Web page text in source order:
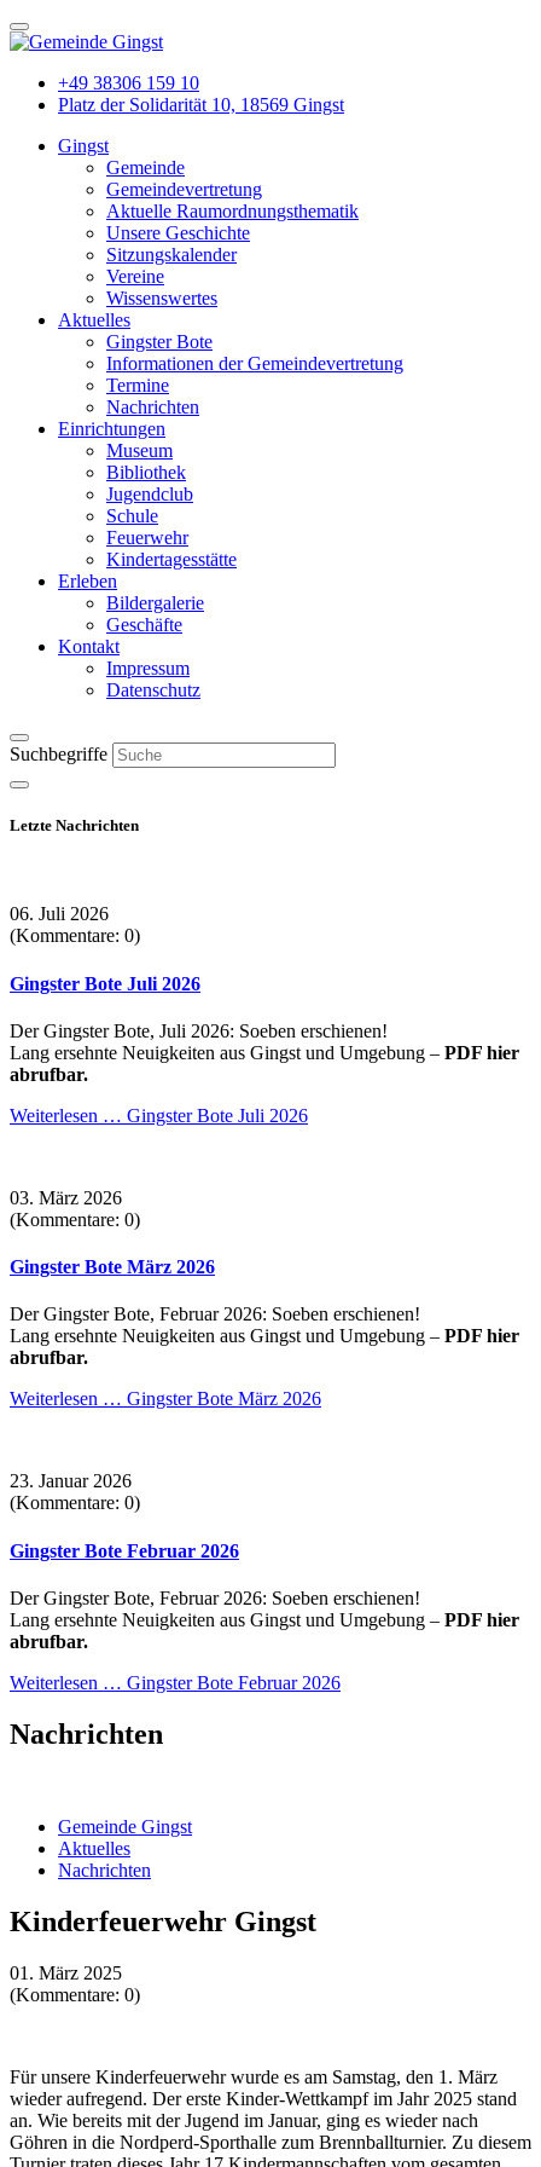
+49 38306 159 10
Platz der Solidarität 10, 18569 Gingst
Gingst
Gemeinde
Gemeindevertretung
Aktuelle Raumordnungsthematik
Unsere Geschichte
Sitzungskalender
Vereine
Wissenswertes
Aktuelles
Gingster Bote
Informationen der Gemeindevertretung
Termine
Nachrichten
Einrichtungen
Museum
Bibliothek
Jugendclub
Schule
Feuerwehr
Kindertagesstätte
Erleben
Bildergalerie
Geschäfte
Kontakt
Impressum
Datenschutz
Suchbegriffe
Letzte Nachrichten
06. Juli 2026
(Kommentare: 0)
Gingster Bote Juli 2026
Der Gingster Bote, Juli 2026: Soeben erschienen!
Lang ersehnte Neuigkeiten aus Gingst und Umgebung – PDF hier
abrufbar.
Weiterlesen … Gingster Bote Juli 2026
03. März 2026
(Kommentare: 0)
Gingster Bote März 2026
Der Gingster Bote, Februar 2026: Soeben erschienen!
Lang ersehnte Neuigkeiten aus Gingst und Umgebung – PDF hier
abrufbar.
Weiterlesen … Gingster Bote März 2026
23. Januar 2026
(Kommentare: 0)
Gingster Bote Februar 2026
Der Gingster Bote, Februar 2026: Soeben erschienen!
Lang ersehnte Neuigkeiten aus Gingst und Umgebung – PDF hier
abrufbar.
Weiterlesen … Gingster Bote Februar 2026
Nachrichten
Gemeinde Gingst
Aktuelles
Nachrichten
Kinderfeuerwehr Gingst
01. März 2025
(Kommentare: 0)
Für unsere Kinderfeuerwehr wurde es am Samstag, den 1. März
wieder aufregend. Der erste Kinder-Wettkampf im Jahr 2025 stand
an. Wie bereits mit der Jugend im Januar, ging es wieder nach
Göhren in die Nordperd-Sporthalle zum Brennballturnier. Zu diesem